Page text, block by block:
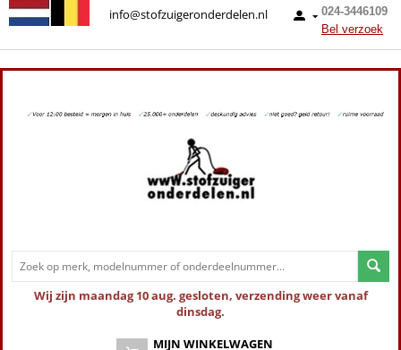
024-3446109
Bel verzoek
info@stofzuigeronderdelen.nl
Wij zijn maandag 10 aug. gesloten, verzending weer vanaf
dinsdag.
MIJN WINKELWAGEN